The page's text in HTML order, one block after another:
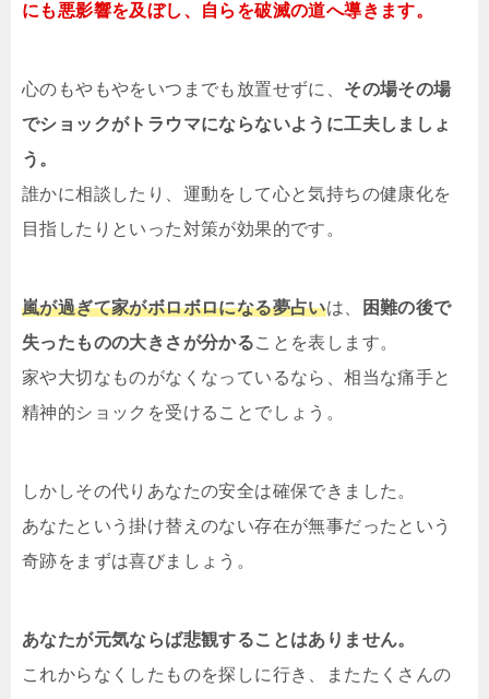
にも悪影響を及ぼし、自らを破滅の道へ導きます。
心のもやもやをいつまでも放置せずに、 その場その場
でショックがトラウマにならないように工夫しましょ
う。
誰かに相談したり、運動をして心と気持ちの健康化を
目指したりといった対策が効果的です。
嵐が過ぎて家がボロボロになる夢占いは、
困難の後で
失ったものの大きさが分かることを表します。
家や大切なものがなくなっているなら、相当な痛手と
精神的ショックを受けることでしょう。
しかしその代りあなたの安全は確保できました。
あなたという掛け替えのない存在が無事だったという
奇跡をまずは喜びましょう。
あなたが元気ならば悲観することはありません。
これからなくしたものを探しに行き、またたくさんの